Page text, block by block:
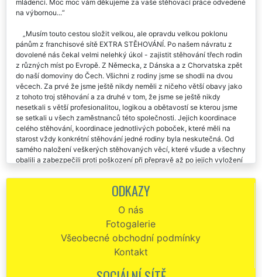
Stěhovali jsme se z Bruntálu do zahraničí. Velmi ochotní a milí
mládenci. Moc moc vám děkujeme za vaše stěhovací práce odvedené
Musím touto cestou složit velkou, ale opravdu velkou poklonu
pánům z franchisové sítě EXTRA STĚHOVÁNÍ. Po našem návratu z
dovolené nás čekal velmi nelehký úkol - zajistit stěhování třech rodin
z různých míst po Evropě. Z Německa, z Dánska a z Chorvatska zpět
do naší domoviny do Čech. Všichni z rodiny jsme se shodli na dvou
věcech. Za prvé že jsme ještě nikdy neměli z ničeho větší obavy jako
z tohoto troj stěhování a za druhé v tom, že jsme se ještě nikdy
nesetkali s větší profesionalitou, logikou a obětavostí se kterou jsme
se setkali u všech zaměstnanců této společnosti. Jejich koordinace
celého stěhování, koordinace jednotlivých poboček, které měli na
starost vždy konkrétní stěhování jedné rodiny byla neskutečná. Od
samého naložení veškerých stěhovaných věcí, které všude a všechny
v Čechách, které mimochodem probíhalo téměř v totožném čase u nás
u všech třech najednou bylo kouzelné. Během čtyř dnů bylo vše
přestěhováno ale hlavně - kompletně se nám postarali i o úklidy v
našich starých domovech a o úklidy v našich nových domovech. Moc
moc moc děkujeme všem pánům a zároveň celé společnosti EXTRA
STĚHOVÁNÍ za to, co všechno nad rámec svých pracovních
povinností a standardu pro nás udělali. Velmi si toho ceníme a věřte, že
co budu na tomto světě, všude o vás budu hovořit ve skutečných
superlativech, se kterými jsem se na vlastní kůži setkal při využití
ODKAZY
O nás
Fotogalerie
Všeobecné obchodní podmínky
Kontakt